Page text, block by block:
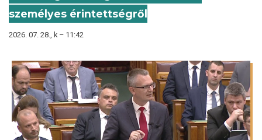
személyes érintettségről
2026. 07. 28., k – 11:42